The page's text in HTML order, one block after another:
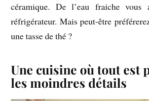
céramique. De l’eau fraiche vous
réfrigérateur. Mais peut-être
une tasse de thé ?
Une cuisine où tout est
les moindres détails